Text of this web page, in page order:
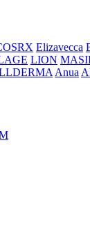
Elizavecca
LION
Anua